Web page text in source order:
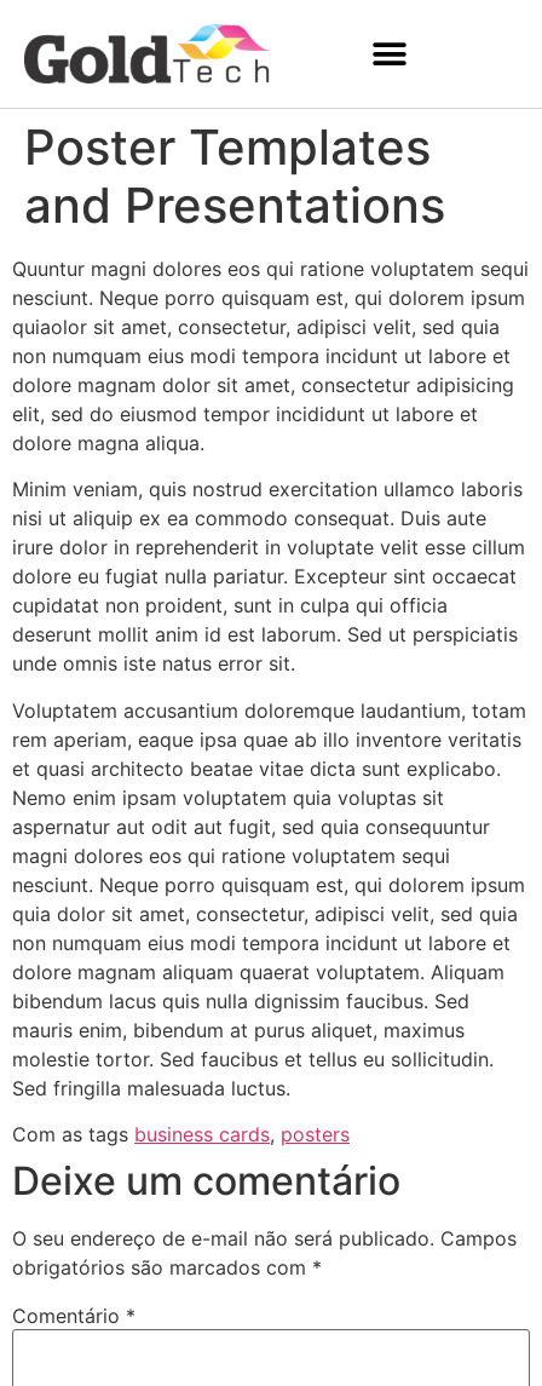
Poster Templates
and Presentations
Quuntur magni dolores eos qui ratione voluptatem sequi
nesciunt. Neque porro quisquam est, qui dolorem ipsum
quiaolor sit amet, consectetur, adipisci velit, sed quia
non numquam eius modi tempora incidunt ut labore et
dolore magnam dolor sit amet, consectetur adipisicing
elit, sed do eiusmod tempor incididunt ut labore et
dolore magna aliqua.
Minim veniam, quis nostrud exercitation ullamco laboris
nisi ut aliquip ex ea commodo consequat. Duis aute
irure dolor in reprehenderit in voluptate velit esse cillum
dolore eu fugiat nulla pariatur. Excepteur sint occaecat
cupidatat non proident, sunt in culpa qui officia
deserunt mollit anim id est laborum. Sed ut perspiciatis
unde omnis iste natus error sit.
Voluptatem accusantium doloremque laudantium, totam
rem aperiam, eaque ipsa quae ab illo inventore veritatis
et quasi architecto beatae vitae dicta sunt explicabo.
Nemo enim ipsam voluptatem quia voluptas sit
aspernatur aut odit aut fugit, sed quia consequuntur
magni dolores eos qui ratione voluptatem sequi
nesciunt. Neque porro quisquam est, qui dolorem ipsum
quia dolor sit amet, consectetur, adipisci velit, sed quia
non numquam eius modi tempora incidunt ut labore et
dolore magnam aliquam quaerat voluptatem. Aliquam
bibendum lacus quis nulla dignissim faucibus. Sed
mauris enim, bibendum at purus aliquet, maximus
molestie tortor. Sed faucibus et tellus eu sollicitudin.
Sed fringilla malesuada luctus.
Com as tags business cards, posters
Deixe um comentário
O seu endereço de e-mail não será publicado. Campos
obrigatórios são marcados com *
Comentário *